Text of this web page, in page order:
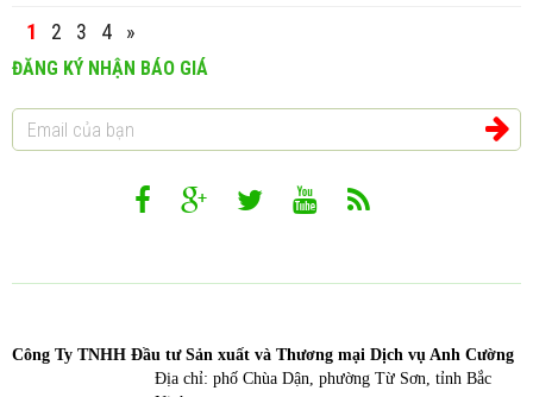
1 2 3 4 »
ĐĂNG KÝ NHẬN BÁO GIÁ
Công Ty TNHH Đầu tư Sản xuất và Thương mại Dịch vụ Anh Cường
Địa chỉ: phố Chùa Dận, phường Từ Sơn, tỉnh Bắc